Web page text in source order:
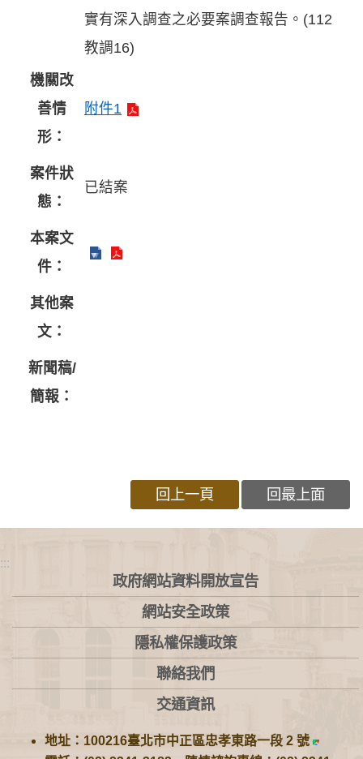
實有深入調查之必要案調查報告。(112
教調16)
機關改
善情
形：
附件1
案件狀
態：
已結案
本案文
件：
其他案
文：
新聞稿/
簡報：
回上一頁 回最上面
:::
政府網站資料開放宣告
網站安全政策
隱私權保護政策
聯絡我們
交通資訊
地址：100216臺北市中正區忠孝東路一段 2 號